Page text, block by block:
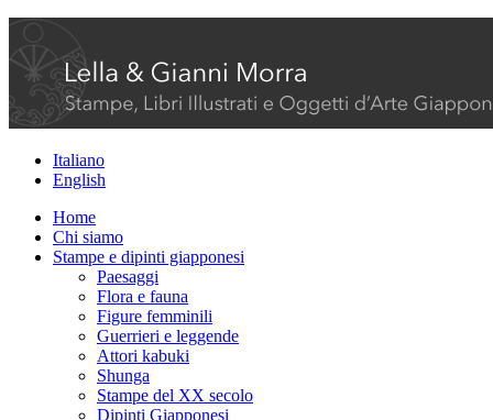
Italiano
English
Home
Chi siamo
Stampe e dipinti giapponesi
Paesaggi
Flora e fauna
Figure femminili
Guerrieri e leggende
Attori kabuki
Shunga
Stampe del XX secolo
Dipinti Giapponesi